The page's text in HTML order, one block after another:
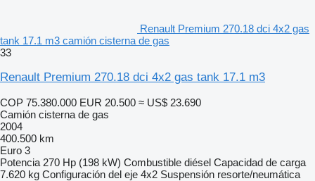
Renault Premium 270.18 dci 4x2 gas
tank 17.1 m3 camión cisterna de gas
33
Renault Premium 270.18 dci 4x2 gas tank 17.1 m3
COP 75.380.000 EUR 20.500 ≈ US$ 23.690
Camión cisterna de gas
2004
400.500 km
Euro 3
Potencia 270 Hp (198 kW) Combustible diésel Capacidad de carga
7.620 kg Configuración del eje 4x2 Suspensión resorte/neumática